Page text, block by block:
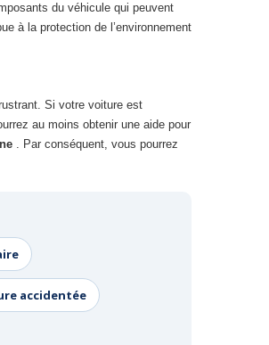
du véhicule qui peuvent
à la protection de l’environnement
Si votre voiture est
au moins obtenir une aide pour
. Par conséquent, vous pourrez
accidentée